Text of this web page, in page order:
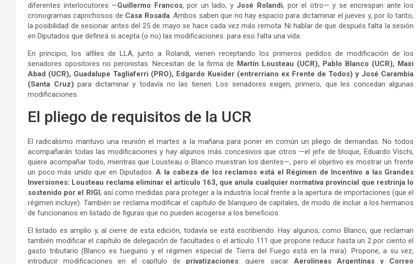
diferentes interlocutores —Guillermo Francos, por un lado, y José Rolandi, por el otro— y se encrespan ante los
cronogramas caprichosos de Casa Rosada. Ambos saben que no hay espacio para dictaminar el jueves y, por lo tanto,
la posibilidad de sesionar antes del 25 de mayo se hace cada vez más remota. Ni hablar de que después falta la sesión
en Diputados que definirá si acepta (o no) las modificaciones: para eso falta una vida.
En principio, los alfiles de LLA, junto a Rolandi, vienen receptando los primeros pedidos de modificación de los
senadores opositores no peronistas. Necesitan de la firma de Martín Lousteau (UCR), Pablo Blanco (UCR), Maxi
Abad (UCR), Guadalupe Tagliaferri (PRO), Edgardo Kueider (entrerriano ex Frente de Todos) y José Carambia
(Santa Cruz) para dictaminar y todavía no las tienen. Los senadores exigen, primero, que les concedan algunas
modificaciones.
El pliego de requisitos de la UCR
El radicalismo mantuvo una reunión el martes a la mañana para poner en común un pliego de demandas. No todos
acompañarán todas las modificaciones y hay algunos más concesivos que otros —el jefe de bloque, Eduardo Vischi,
quiere acompañar todo, mientras que Lousteau o Blanco muestran los dientes—, pero el objetivo es mostrar un frente
un poco más unido que en Diputados.A la cabeza de los reclamos está el Régimen de Incentivo a las Grandes
Inversiones: Lousteau reclama eliminar el artículo 163, que anula cualquier normativa provincial que restrinja lo
sostenido por el RIGI, así como medidas para proteger a la industria local frente a la apertura de importaciones (que el
régimen incluye). También se reclama modificar el capítulo de blanqueo de capitales, de modo de incluir a los hermanos
de funcionarios en listado de figuras que no pueden acogerse a los beneficios.
El listado es amplio y, al cierre de esta edición, todavía se está escribiendo. Hay algunos, como Blanco, que reclaman
también modificar el capítulo de delegación de facultades o el artículo 111 que propone reducir hasta un 2 por ciento el
gasto tributario (Blanco es fueguino y el régimen especial de Tierra del Fuego está en la mira). Propone, a su vez,
introducir modificaciones en el capítulo de privatizaciones: quiere sacar Aerolíneas Argentinas y Correo